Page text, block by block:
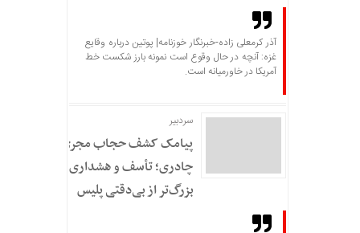
آذر کرمعلی زاده-خبرنگار خوزنامه| پوتین درباره وقایع
غزه: آنچه در حال وقوع است نمونه بارز شکست خط
آمریکا در خاورمیانه است.
سردبير
پیامک کشف حجاب مجری
چادری؛ تأسف و هشداری
بزرگ‌تر از بی‌دقتی پلیس